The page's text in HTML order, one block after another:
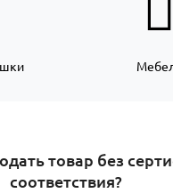
товар без
соответствия?